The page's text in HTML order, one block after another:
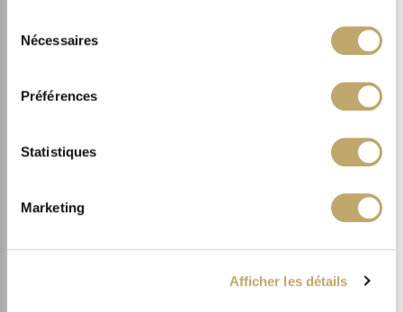
Nécessaires
Préférences
Statistiques
Marketing
Afficher les détails